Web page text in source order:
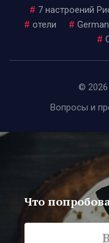
# 7 настроений
# отели #
#
© 2026
Вопросы и
Что